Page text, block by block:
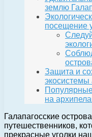
землю
посещение
Защита и
экосистемы
на
Галапагосские
путешественников,
прекрасные уголки